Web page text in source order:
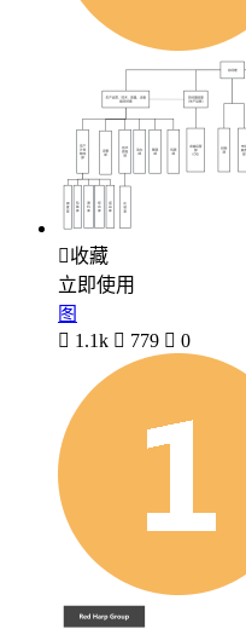
收藏
立即使用
图
 1.1k  779  0